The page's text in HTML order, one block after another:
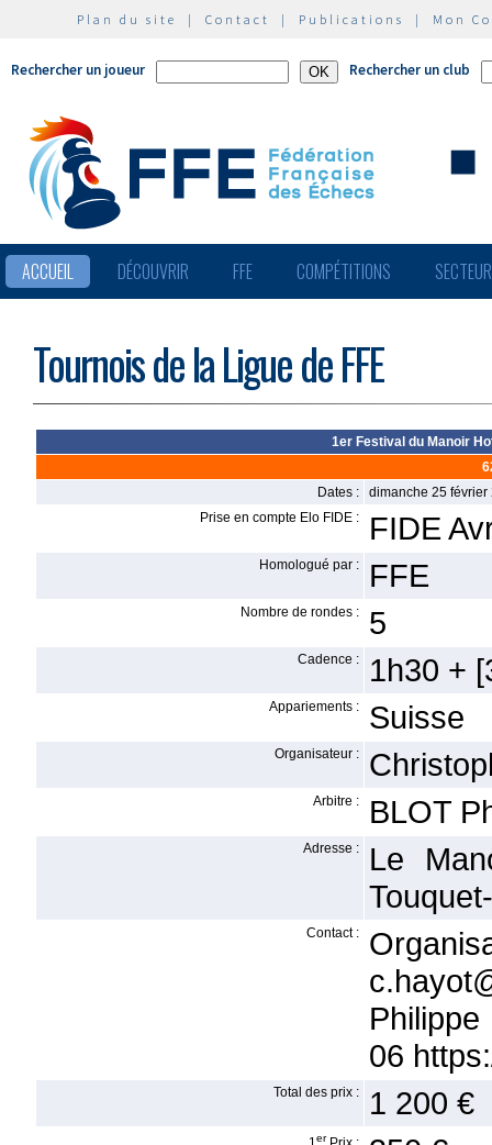
Plan du site | Contact | Publications | Mon
Rechercher un joueur Rechercher un club
ACCUEIL DÉCOUVRIR FFE COMPÉTITIONS
Tournois de la Ligue de FFE
1er Festival du Manoir
Dates :
dimanche 25
Prise en compte Elo FIDE :
FIDE
Homologué par : FFE
Nombre de rondes : 5
Cadence : 1h30 +
Appariements : Suisse
Organisateur :
Arbitre : BLOT
Adresse :
Le
Contact :
06
Total des prix : 1 200 €
er